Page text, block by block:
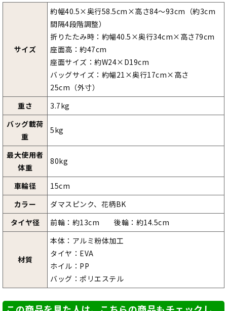
サイズ
約幅40.5×奥行58.5cm×高さ84～93cm（約3cm
間隔4段階調整）
折りたたみ時：約幅40.5×奥行34cm×高さ79cm
座面高：約47cm
座面サイズ：約W24×D19cm
バッグサイズ：約幅21×奥行17cm×高さ
25cm（外寸）
重さ
3.7kg
バッグ載荷
重
5kg
最大使用者
体重
80kg
車輪径
15cm
カラー
ダマスピンク、花柄BK
タイヤ径
前輪：約13cm 後輪：約14.5cm
材質
本体：アルミ粉体加工
タイヤ：EVA
ホイル：PP
バッグ：ポリエステル